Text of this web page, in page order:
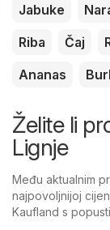
Jabuke
Riba
Čaj
Ananas
Želite li
Lignje
Među aktualnim
najpovoljnijoj
Kaufland s